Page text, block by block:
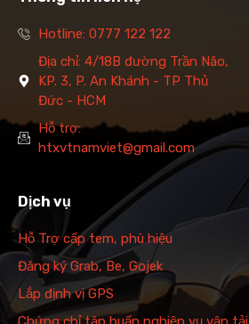
Hotline: 0777 122 122
Địa chỉ: 4/18B đường Trần Não,
KP. 3, P. An Khánh - TP Thủ
Đức - HCM
Hỗ trợ:
htxvtnamviet@gmail.com
Dịch vụ
Hỗ Trợ cấp tem, phù hiệu
Đăng ký Grab, Be, Gojek
Lắp định vị GPS